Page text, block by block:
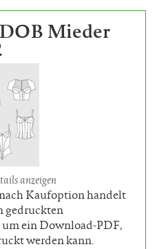
Mieder
anzeigen
Kaufoption handelt
gedruckten
ein Download-PDF,
werden kann.